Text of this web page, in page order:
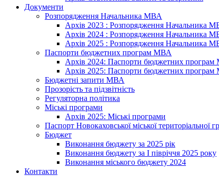
Документи
Розпорядження Начальника МВА
Архів 2023 : Розпорядження Начальника
Архів 2024 : Розпорядження Начальника
Архів 2025 : Розпорядження Начальника
Паспорти бюджетних програм МВА
Архів 2024: Паспорти бюджетних
Архів 2025: Паспорти бюджетних
Бюджетні запити МВА
Прозорість та підзвітність
Регуляторна політика
Міські програми
Архів 2025: Міські програми
Паспорт Новокаховської міської територіальної
Бюджет
Виконання бюджету за 2025 рік
Виконання бюджету за І півріччя 2025 року
Виконання міського бюджету 2024
Контакти